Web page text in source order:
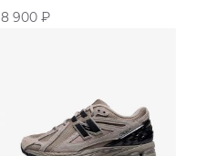
женские
8 900 ₽